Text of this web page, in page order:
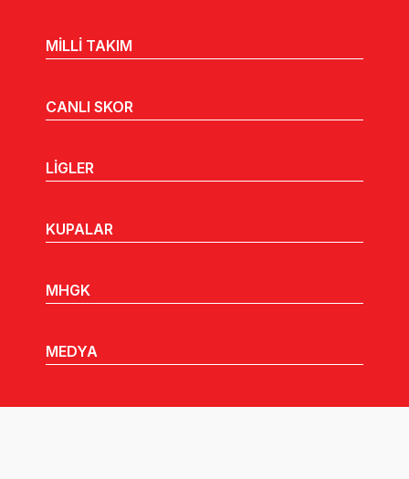
MİLLİ TAKIM
CANLI SKOR
LİGLER
KUPALAR
MHGK
MEDYA
DUYURULAR